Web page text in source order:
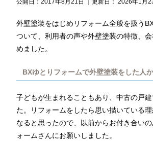
外壁塗装をはじめリフォーム全般を扱う
ついて、利用者の声や外壁塗装の特徴、
めました。
BXゆとりフォームで外壁塗装をした人
子どもが生まれることもあり、中古の戸
た。リフォームをしたら思い描いている
なると思ったので、以前からお付き合い
ォームさんにお願いしました。